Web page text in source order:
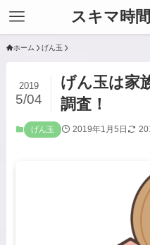
スキマ時
ホーム げん玉
げん玉は家
調査！
2019
5/04
げん玉 2019年1月5日